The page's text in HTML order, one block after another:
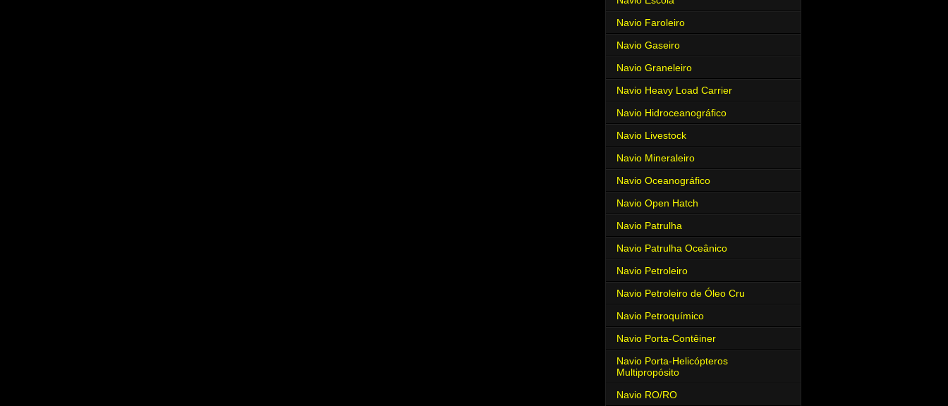
Navio Faroleiro
Navio Gaseiro
Navio Graneleiro
Navio Heavy Load Carrier
Navio Hidroceanográfico
Navio Livestock
Navio Mineraleiro
Navio Oceanográfico
Navio Open Hatch
Navio Patrulha
Navio Patrulha Oceânico
Navio Petroleiro
Navio Petroleiro de Óleo Cru
Navio Petroquímico
Navio Porta-Contêiner
Navio Porta-Helicópteros
Multipropósito
Navio RO/RO